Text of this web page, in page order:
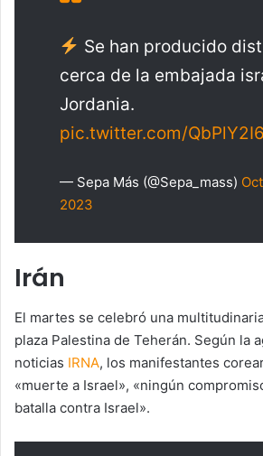
Se han producido
cerca de la embajada
Jordania.
pic.twitter.com/
— Sepa Más (@Sepa_mass)
2023
Irán
El martes se celebró una
plaza Palestina de Teherán. Según la
noticias IRNA, los manifestantes
«muerte a Israel», «ningún
batalla contra Israel».